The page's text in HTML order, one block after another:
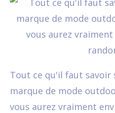
Tout ce qu'il faut savoir
marque de mode
vous aurez vraiment